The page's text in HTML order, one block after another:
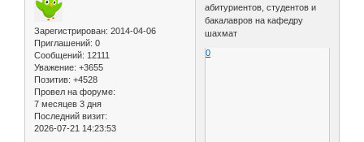
Зарегистрирован: 2014-04-06
Приглашений: 0
Сообщений: 12111
Уважение: +3655
Позитив: +4528
Провел на форуме:
7 месяцев 3 дня
Последний визит:
2026-07-21 14:23:53
абитуриентов, студентов и
бакалавров на кафедру
шахмат
0